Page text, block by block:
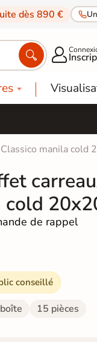
dès 890 €
 
manila cold
de rappel
conseillé
15 pièces